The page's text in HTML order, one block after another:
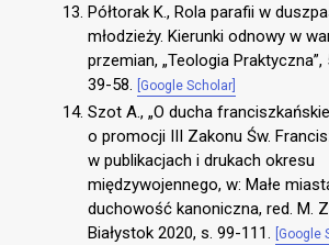
Półtorak K., Rola parafii w
młodzieży. Kierunki odnowy w
przemian, „Teologia Praktyczna”,
39-58.
[Google Scholar]
Szot A., „O ducha
o promocji III Zakonu Św.
w publikacjach i drukach okresu
międzywojennego, w: Małe
duchowość kanoniczna, red. M.
Białystok 2020, s. 99-111.
[Google